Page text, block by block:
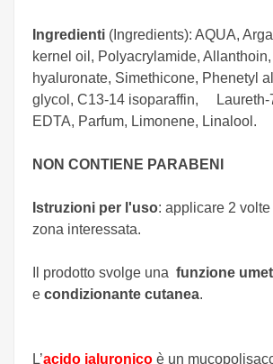
Ingredienti (Ingredients): AQUA,
kernel oil, Polyacrylamide,
hyaluronate, Simethicone, Phenetyl
glycol, C13-14 isoparaffin, Laureth-
EDTA, Parfum, Limonene, Linalool.
NON CONTIENE PARABENI
Istruzioni per l'uso: applicare 2
zona interessata.
Il prodotto svolge una funzione
e condizionante cutanea.
L’acido ialuronico è un